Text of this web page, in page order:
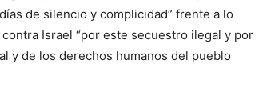
de silencio y complicidad” frente a lo
Israel “por este secuestro ilegal y por
y de los derechos humanos del pueblo